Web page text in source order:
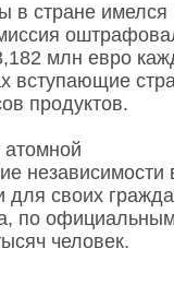
в стране имелся
млн евро
вступающие
продуктов.
независимости
для своих
по
человек.